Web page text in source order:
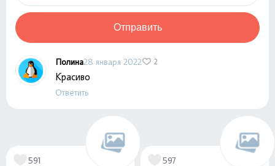
Отправить
Полина28 января 2022 2
Красиво
Ответить
591 597